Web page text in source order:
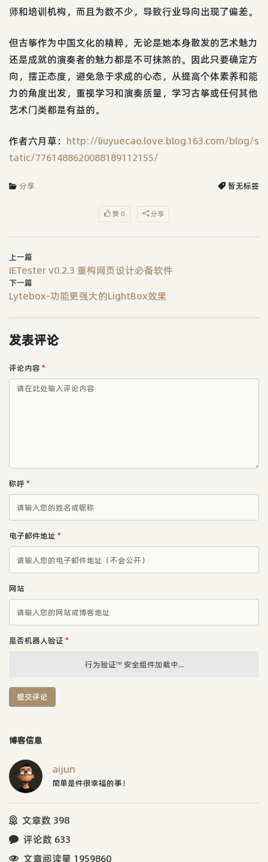
师和培训机构，而且为数不少，导致行业导向出现了偏差。
但古筝作为中国文化的精粹，无论是她本身散发的艺术魅力
还是成就的演奏者的魅力都是不可抹煞的。因此只要确定方
向，摆正态度，避免急于求成的心态，从提高个体素养和能
力的角度出发，重视学习和演奏质量，学习古筝或任何其他
艺术门类都是有益的。
作者六月草： http://liuyuecao.love.blog.163.com/blog/s
tatic/7761488620088189112155/
分享 暂无标签
赞 0 分享
上一篇
IETester v0.2.3 重构网页设计必备软件
下一篇
Lytebox-功能更强大的LightBox效果
发表评论
评论内容 *
称呼*
电子邮件地址 *
网站
是否机器人验证 *
行为验证™ 安全组件加载中...
提交评论
博客信息
aijun
简单是件很幸福的事！
文章数 398
评论数 633
文章阅读量 1959860